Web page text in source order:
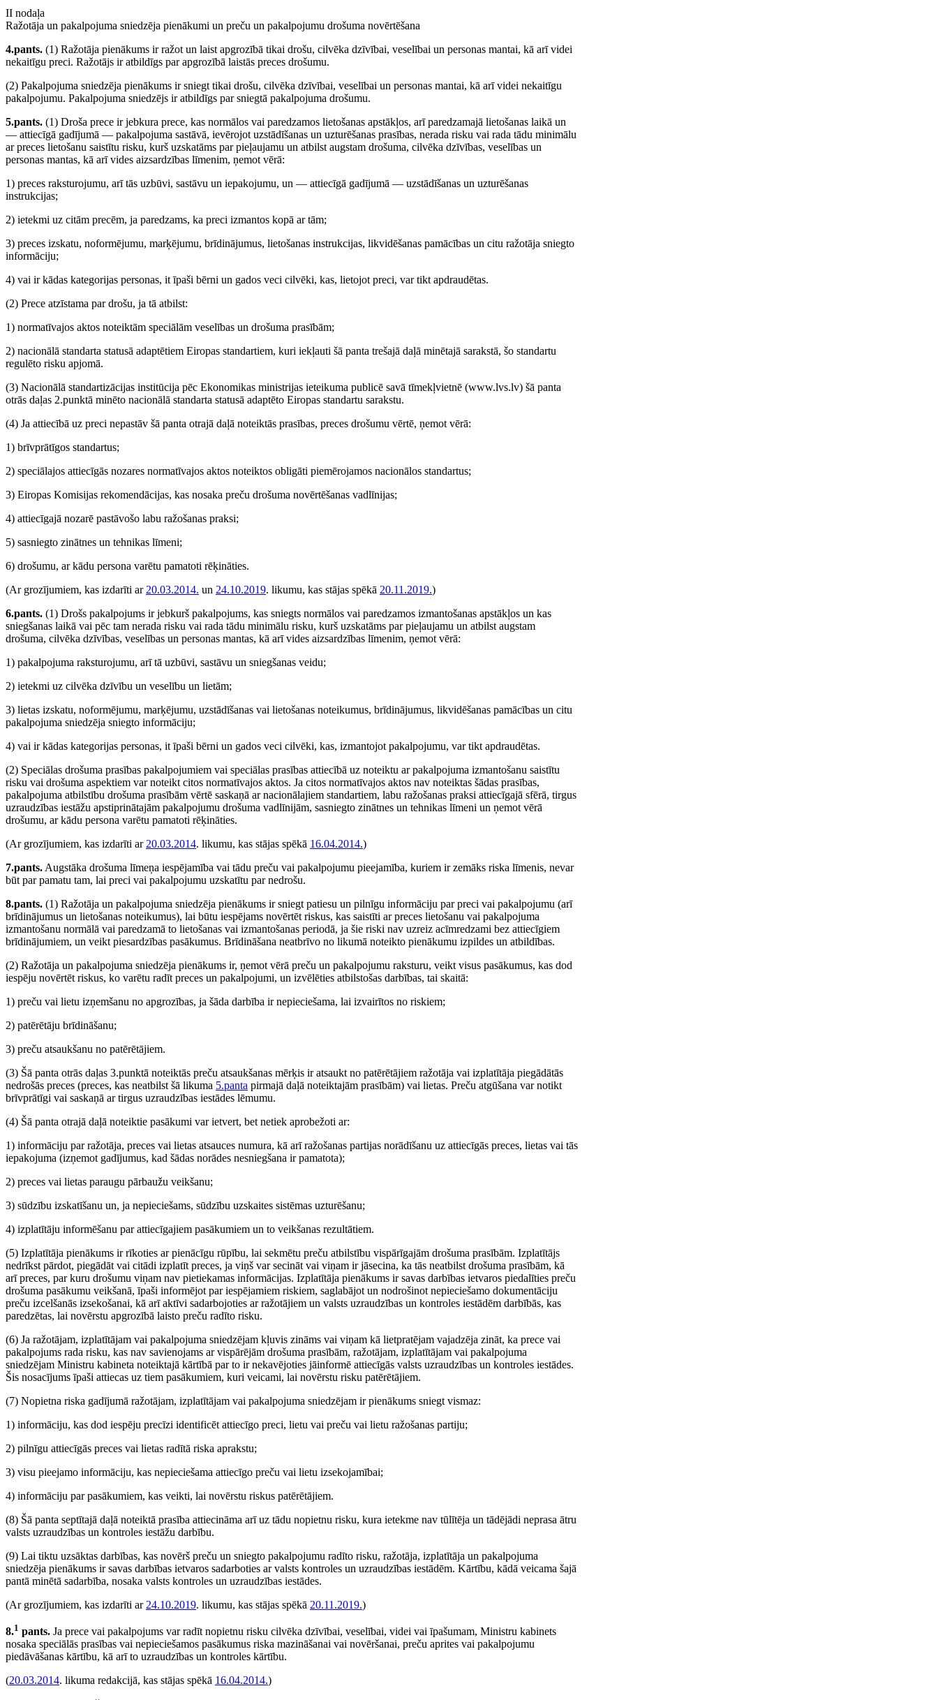
II nodaļa
Ražotāja un pakalpojuma sniedzēja pienākumi un preču un pakalpojumu drošuma novērtēšana
4.pants. (1) Ražotāja pienākums ir ražot un laist apgrozībā tikai drošu, cilvēka dzīvībai, veselībai un personas mantai, kā arī videi
nekaitīgu preci. Ražotājs ir atbildīgs par apgrozībā laistās preces drošumu.
(2) Pakalpojuma sniedzēja pienākums ir sniegt tikai drošu, cilvēka dzīvībai, veselībai un personas mantai, kā arī videi nekaitīgu
pakalpojumu. Pakalpojuma sniedzējs ir atbildīgs par sniegtā pakalpojuma drošumu.
5.pants. (1) Droša prece ir jebkura prece, kas normālos vai paredzamos lietošanas apstākļos, arī paredzamajā lietošanas laikā un
— attiecīgā gadījumā — pakalpojuma sastāvā, ievērojot uzstādīšanas un uzturēšanas prasības, nerada risku vai rada tādu minimālu
ar preces lietošanu saistītu risku, kurš uzskatāms par pieļaujamu un atbilst augstam drošuma, cilvēka dzīvības, veselības un
personas mantas, kā arī vides aizsardzības līmenim, ņemot vērā:
1) preces raksturojumu, arī tās uzbūvi, sastāvu un iepakojumu, un — attiecīgā gadījumā — uzstādīšanas un uzturēšanas
instrukcijas;
2) ietekmi uz citām precēm, ja paredzams, ka preci izmantos kopā ar tām;
3) preces izskatu, noformējumu, marķējumu, brīdinājumus, lietošanas instrukcijas, likvidēšanas pamācības un citu ražotāja sniegto
informāciju;
4) vai ir kādas kategorijas personas, it īpaši bērni un gados veci cilvēki, kas, lietojot preci, var tikt apdraudētas.
(2) Prece atzīstama par drošu, ja tā atbilst:
1) normatīvajos aktos noteiktām speciālām veselības un drošuma prasībām;
2) nacionālā standarta statusā adaptētiem Eiropas standartiem, kuri iekļauti šā panta trešajā daļā minētajā sarakstā, šo standartu
regulēto risku apjomā.
(3) Nacionālā standartizācijas institūcija pēc Ekonomikas ministrijas ieteikuma publicē savā tīmekļvietnē (www.lvs.lv) šā panta
otrās daļas 2.punktā minēto nacionālā standarta statusā adaptēto Eiropas standartu sarakstu.
(4) Ja attiecībā uz preci nepastāv šā panta otrajā daļā noteiktās prasības, preces drošumu vērtē, ņemot vērā:
1) brīvprātīgos standartus;
2) speciālajos attiecīgās nozares normatīvajos aktos noteiktos obligāti piemērojamos nacionālos standartus;
3) Eiropas Komisijas rekomendācijas, kas nosaka preču drošuma novērtēšanas vadlīnijas;
4) attiecīgajā nozarē pastāvošo labu ražošanas praksi;
5) sasniegto zinātnes un tehnikas līmeni;
6) drošumu, ar kādu persona varētu pamatoti rēķināties.
(Ar grozījumiem, kas izdarīti ar 20.03.2014. un 24.10.2019. likumu, kas stājas spēkā 20.11.2019.)
6.pants. (1) Drošs pakalpojums ir jebkurš pakalpojums, kas sniegts normālos vai paredzamos izmantošanas apstākļos un kas
sniegšanas laikā vai pēc tam nerada risku vai rada tādu minimālu risku, kurš uzskatāms par pieļaujamu un atbilst augstam
drošuma, cilvēka dzīvības, veselības un personas mantas, kā arī vides aizsardzības līmenim, ņemot vērā:
1) pakalpojuma raksturojumu, arī tā uzbūvi, sastāvu un sniegšanas veidu;
2) ietekmi uz cilvēka dzīvību un veselību un lietām;
3) lietas izskatu, noformējumu, marķējumu, uzstādīšanas vai lietošanas noteikumus, brīdinājumus, likvidēšanas pamācības un citu
pakalpojuma sniedzēja sniegto informāciju;
4) vai ir kādas kategorijas personas, it īpaši bērni un gados veci cilvēki, kas, izmantojot pakalpojumu, var tikt apdraudētas.
(2) Speciālas drošuma prasības pakalpojumiem vai speciālas prasības attiecībā uz noteiktu ar pakalpojuma izmantošanu saistītu
risku vai drošuma aspektiem var noteikt citos normatīvajos aktos. Ja citos normatīvajos aktos nav noteiktas šādas prasības,
pakalpojuma atbilstību drošuma prasībām vērtē saskaņā ar nacionālajiem standartiem, labu ražošanas praksi attiecīgajā sfērā, tirgus
uzraudzības iestāžu apstiprinātajām pakalpojumu drošuma vadlīnijām, sasniegto zinātnes un tehnikas līmeni un ņemot vērā
drošumu, ar kādu persona varētu pamatoti rēķināties.
(Ar grozījumiem, kas izdarīti ar 20.03.2014. likumu, kas stājas spēkā 16.04.2014.)
7.pants. Augstāka drošuma līmeņa iespējamība vai tādu preču vai pakalpojumu pieejamība, kuriem ir zemāks riska līmenis, nevar
būt par pamatu tam, lai preci vai pakalpojumu uzskatītu par nedrošu.
8.pants. (1) Ražotāja un pakalpojuma sniedzēja pienākums ir sniegt patiesu un pilnīgu informāciju par preci vai pakalpojumu (arī
brīdinājumus un lietošanas noteikumus), lai būtu iespējams novērtēt riskus, kas saistīti ar preces lietošanu vai pakalpojuma
izmantošanu normālā vai paredzamā to lietošanas vai izmantošanas periodā, ja šie riski nav uzreiz acīmredzami bez attiecīgiem
brīdinājumiem, un veikt piesardzības pasākumus. Brīdināšana neatbrīvo no likumā noteikto pienākumu izpildes un atbildības.
(2) Ražotāja un pakalpojuma sniedzēja pienākums ir, ņemot vērā preču un pakalpojumu raksturu, veikt visus pasākumus, kas dod
iespēju novērtēt riskus, ko varētu radīt preces un pakalpojumi, un izvēlēties atbilstošas darbības, tai skaitā:
1) preču vai lietu izņemšanu no apgrozības, ja šāda darbība ir nepieciešama, lai izvairītos no riskiem;
2) patērētāju brīdināšanu;
3) preču atsaukšanu no patērētājiem.
(3) Šā panta otrās daļas 3.punktā noteiktās preču atsaukšanas mērķis ir atsaukt no patērētājiem ražotāja vai izplatītāja piegādātās
nedrošās preces (preces, kas neatbilst šā likuma 5.panta pirmajā daļā noteiktajām prasībām) vai lietas. Preču atgūšana var notikt
brīvprātīgi vai saskaņā ar tirgus uzraudzības iestādes lēmumu.
(4) Šā panta otrajā daļā noteiktie pasākumi var ietvert, bet netiek aprobežoti ar:
1) informāciju par ražotāja, preces vai lietas atsauces numura, kā arī ražošanas partijas norādīšanu uz attiecīgās preces, lietas vai tās
iepakojuma (izņemot gadījumus, kad šādas norādes nesniegšana ir pamatota);
2) preces vai lietas paraugu pārbaužu veikšanu;
3) sūdzību izskatīšanu un, ja nepieciešams, sūdzību uzskaites sistēmas uzturēšanu;
4) izplatītāju informēšanu par attiecīgajiem pasākumiem un to veikšanas rezultātiem.
(5) Izplatītāja pienākums ir rīkoties ar pienācīgu rūpību, lai sekmētu preču atbilstību vispārīgajām drošuma prasībām. Izplatītājs
nedrīkst pārdot, piegādāt vai citādi izplatīt preces, ja viņš var secināt vai viņam ir jāsecina, ka tās neatbilst drošuma prasībām, kā
arī preces, par kuru drošumu viņam nav pietiekamas informācijas. Izplatītāja pienākums ir savas darbības ietvaros piedalīties preču
drošuma pasākumu veikšanā, īpaši informējot par iespējamiem riskiem, saglabājot un nodrošinot nepieciešamo dokumentāciju
preču izcelšanās izsekošanai, kā arī aktīvi sadarbojoties ar ražotājiem un valsts uzraudzības un kontroles iestādēm darbībās, kas
paredzētas, lai novērstu apgrozībā laisto preču radīto risku.
(6) Ja ražotājam, izplatītājam vai pakalpojuma sniedzējam kļuvis zināms vai viņam kā lietpratējam vajadzēja zināt, ka prece vai
pakalpojums rada risku, kas nav savienojams ar vispārējām drošuma prasībām, ražotājam, izplatītājam vai pakalpojuma
sniedzējam Ministru kabineta noteiktajā kārtībā par to ir nekavējoties jāinformē attiecīgās valsts uzraudzības un kontroles iestādes.
Šis nosacījums īpaši attiecas uz tiem pasākumiem, kuri veicami, lai novērstu risku patērētājiem.
(7) Nopietna riska gadījumā ražotājam, izplatītājam vai pakalpojuma sniedzējam ir pienākums sniegt vismaz:
1) informāciju, kas dod iespēju precīzi identificēt attiecīgo preci, lietu vai preču vai lietu ražošanas partiju;
2) pilnīgu attiecīgās preces vai lietas radītā riska aprakstu;
3) visu pieejamo informāciju, kas nepieciešama attiecīgo preču vai lietu izsekojamībai;
4) informāciju par pasākumiem, kas veikti, lai novērstu riskus patērētājiem.
(8) Šā panta septītajā daļā noteiktā prasība attiecināma arī uz tādu nopietnu risku, kura ietekme nav tūlītēja un tādējādi neprasa ātru
valsts uzraudzības un kontroles iestāžu darbību.
(9) Lai tiktu uzsāktas darbības, kas novērš preču un sniegto pakalpojumu radīto risku, ražotāja, izplatītāja un pakalpojuma
sniedzēja pienākums ir savas darbības ietvaros sadarboties ar valsts kontroles un uzraudzības iestādēm. Kārtību, kādā veicama šajā
pantā minētā sadarbība, nosaka valsts kontroles un uzraudzības iestādes.
(Ar grozījumiem, kas izdarīti ar 24.10.2019. likumu, kas stājas spēkā 20.11.2019.)
8.1 pants. Ja prece vai pakalpojums var radīt nopietnu risku cilvēka dzīvībai, veselībai, videi vai īpašumam, Ministru kabinets
nosaka speciālās prasības vai nepieciešamos pasākumus riska mazināšanai vai novēršanai, preču aprites vai pakalpojumu
piedāvāšanas kārtību, kā arī to uzraudzības un kontroles kārtību.
(20.03.2014. likuma redakcijā, kas stājas spēkā 16.04.2014.)